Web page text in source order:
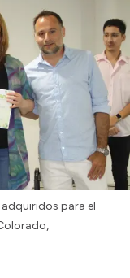
para el